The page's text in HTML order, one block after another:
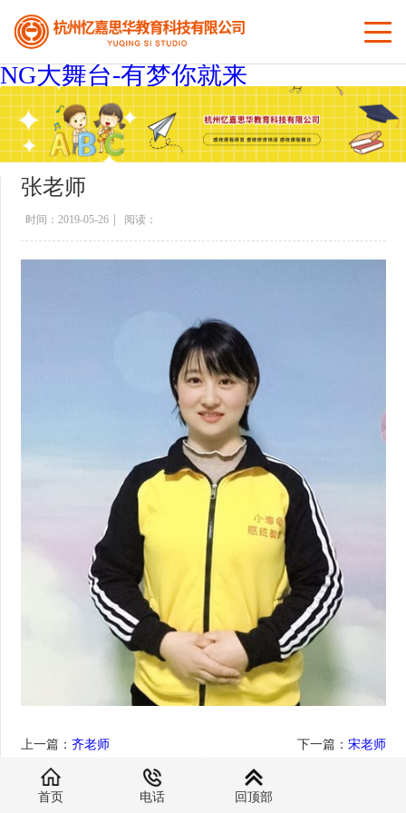
NG大舞台-有梦你就来
nav
张老师
时间：2019-05-26 阅读：
上一篇：齐老师 下一篇： 宋老师
首页 电话 回顶部